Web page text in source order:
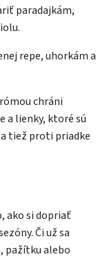
paradajkám,
repe, uhorkám a
chráni
a lienky, ktoré sú
tiež proti priadke
ako si dopriať
Či už sa
pažítku alebo